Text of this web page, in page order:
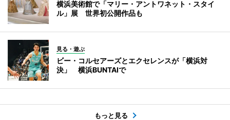
横浜美術館で「マリー・アントワネット・スタイ
ル」展 世界初公開作品も
見る・遊ぶ
ビー・コルセアーズとエクセレンスが「横浜対
決」 横浜BUNTAIで
もっと見る